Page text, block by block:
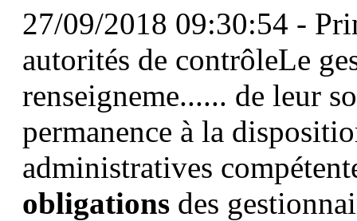
27/09/2018 09:30:54 -
autorités de contrôleLe
renseigneme...... de leur
permanence à la
administratives
obligations des